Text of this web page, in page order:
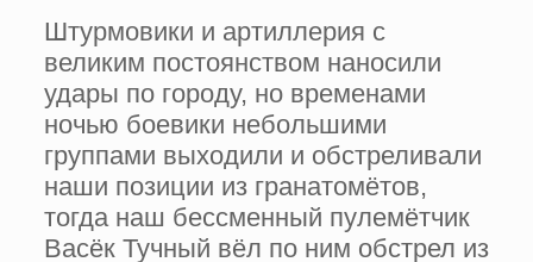
Штурмовики и артиллерия с
великим постоянством наносили
удары по городу, но временами
ночью боевики небольшими
группами выходили и обстреливали
наши позиции из гранатомётов,
тогда наш бессменный пулемётчик
Васёк Тучный вёл по ним обстрел из